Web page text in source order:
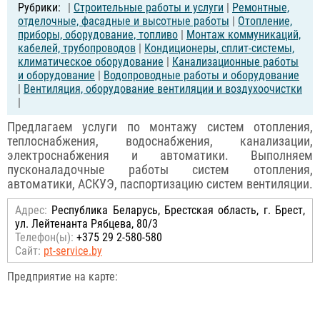
| Строительные работы и услуги | Ремонтные,
отделочные, фасадные и высотные работы | Отопление,
приборы, оборудование, топливо | Монтаж коммуникаций,
кабелей, трубопроводов | Кондиционеры, сплит-системы,
климатическое оборудование | Канализационные работы
и оборудование | Водопроводные работы и оборудование
| Вентиляция, оборудование вентиляции и воздухоочистки
|
Предлагаем услуги по монтажу систем отопления,
теплоснабжения, водоснабжения, канализации,
электроснабжения и автоматики. Выполняем
пусконаладочные работы систем отопления,
автоматики, АСКУЭ, паспортизацию систем вентиляции.
Адрес: Республика Беларусь, Брестская область, г. Брест,
ул. Лейтенанта Рябцева, 80/3
Телефон(ы): +375 29 2-580-580
Сайт: pt-service.by
Предприятие на карте: